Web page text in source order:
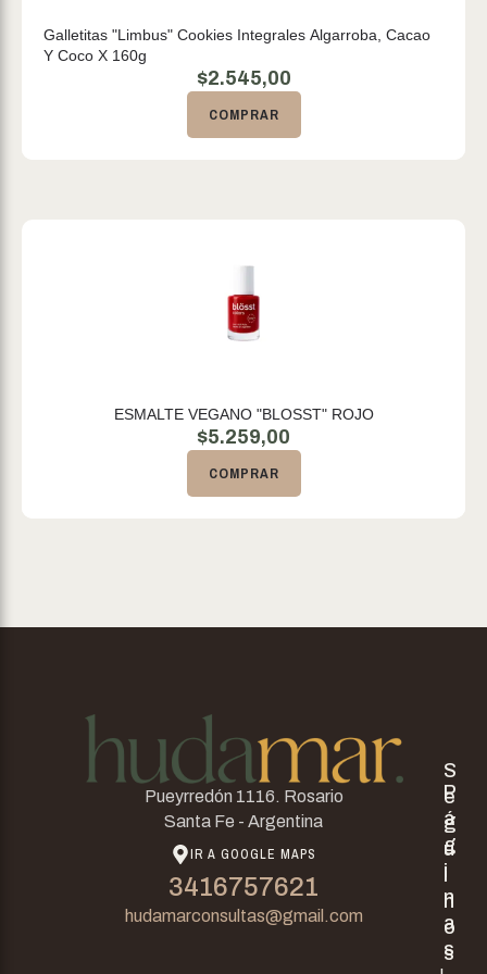
Galletitas "Limbus" Cookies Integrales Algarroba, Cacao
Y Coco X 160g
$2.545,00
COMPRAR
ESMALTE VEGANO "BLOSST" ROJO
$5.259,00
COMPRAR
Pueyrredón 1116. Rosario
Santa Fe - Argentina
IR A GOOGLE MAPS
3416757621
hudamarconsultas@gmail.com
P
á
g
i
n
a
s
S
e
g
u
n
o
s